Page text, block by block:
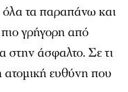
τα παραπάνω και
γρήγορη από
στην άσφαλτο. Σε τι
ατομική ευθύνη που